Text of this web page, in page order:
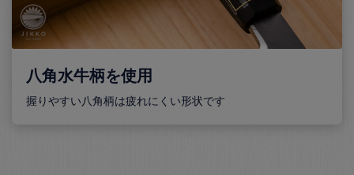
八角水牛柄を使用
握りやすい八角柄は疲れにくい形状です